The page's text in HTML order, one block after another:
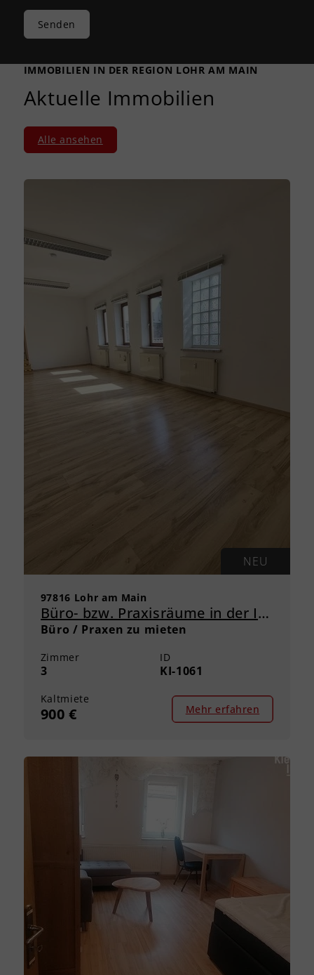
Senden
IMMOBILIEN IN DER REGION LOHR AM MAIN
Aktuelle Immobilien
Alle ansehen
NEU
97816 Lohr am Main
Büro- bzw. Praxisräume in der Innenstadt von Lohr am Main zu vermieten
Büro / Praxen zu mieten
Zimmer
3
ID
KI-1061
Kaltmiete
900 € Mehr erfahren